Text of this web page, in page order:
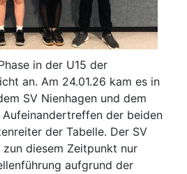
in der U15 der
an. Am 24.01.26 kam es in
SV Nienhagen und dem
der beiden
der Tabelle. Der SV
zun diesem Zeitpunkt nur
aufgrund der